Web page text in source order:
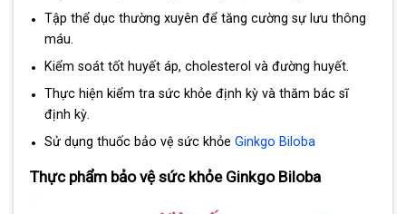
Tập thể dục thường xuyên để tăng cường sự lưu thông
máu.
Kiểm soát tốt huyết áp, cholesterol và đường huyết.
Thực hiện kiểm tra sức khỏe định kỳ và thăm bác sĩ
định kỳ.
Sử dụng thuốc bảo vệ sức khỏe Ginkgo Biloba
Thực phẩm bảo vệ sức khỏe Ginkgo Biloba